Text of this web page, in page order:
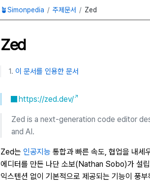
🪴Simonpedia 주제문서 Zed
Zed
이 문서를 인용한 문서
https://zed.dev/
Zed is a next-generation code editor
and AI.
Zed는 인공지능 통합과 빠른 속도, 협업을 내세
에디터를 만든 나단 소보(Nathan Sobo)가 설
익스텐션 없이 기본적으로 제공되는 기능이 풍부